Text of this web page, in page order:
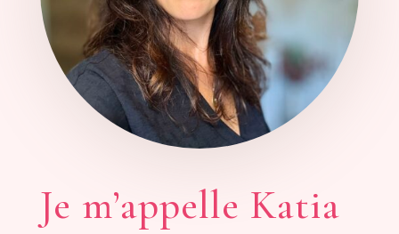
Je m’appelle Katia